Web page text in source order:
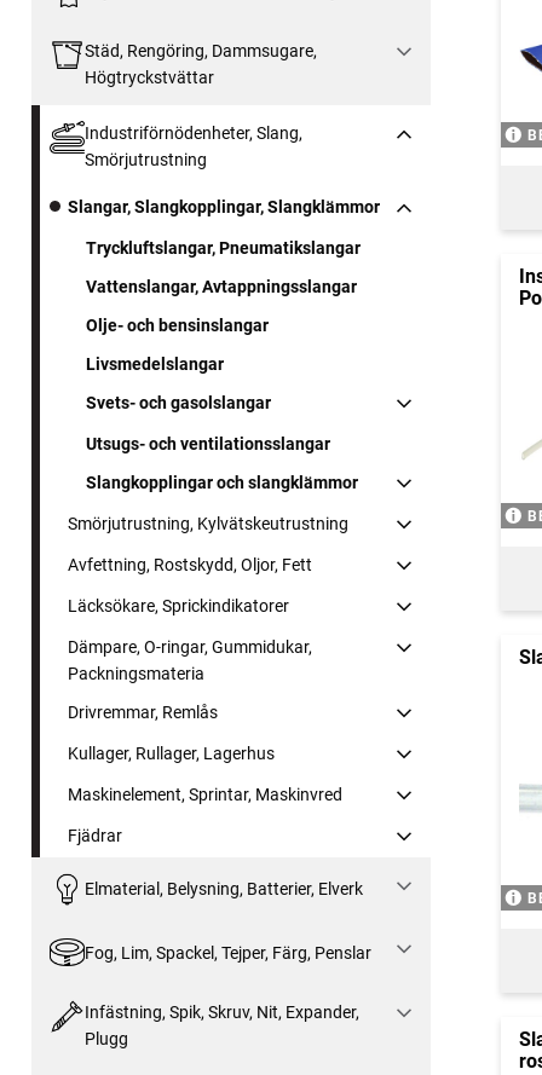
Städ, Rengöring, Dammsugare,
Högtryckstvättar
Industriförnödenheter, Slang,
Smörjutrustning
Slangar, Slangkopplingar, Slangklämmor
Tryckluftslangar, Pneumatikslangar
Vattenslangar, Avtappningsslangar
Olje- och bensinslangar
Livsmedelslangar
Svets- och gasolslangar
Utsugs- och ventilationsslangar
Slangkopplingar och slangklämmor
Smörjutrustning, Kylvätskeutrustning
Avfettning, Rostskydd, Oljor, Fett
Läcksökare, Sprickindikatorer
Dämpare, O-ringar, Gummidukar,
Packningsmateria
Drivremmar, Remlås
Kullager, Rullager, Lagerhus
Maskinelement, Sprintar, Maskinvred
Fjädrar
Elmaterial, Belysning, Batterier, Elverk
Fog, Lim, Spackel, Tejper, Färg, Penslar
Infästning, Spik, Skruv, Nit, Expander,
Plugg